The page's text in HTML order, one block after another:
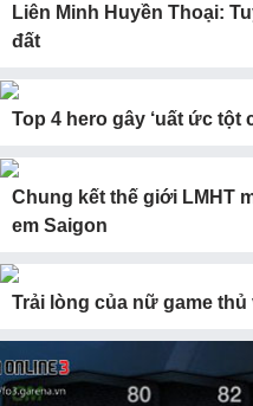
Liên Minh Huyền Thoại:
đất
Top 4 hero gây ‘uất ức
Chung kết thế giới LMHT
em Saigon
Trải lòng của nữ game